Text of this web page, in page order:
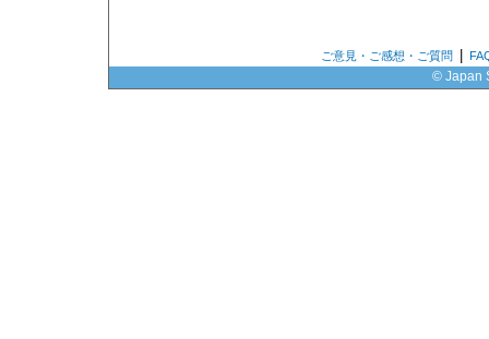
ご意見・ご感想・ご質問
© Japan